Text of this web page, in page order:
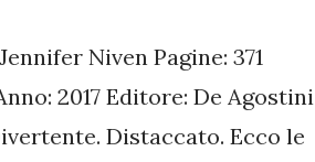
Niven Pagine: 371
2017 Editore: De Agostini
Distaccato. Ecco le